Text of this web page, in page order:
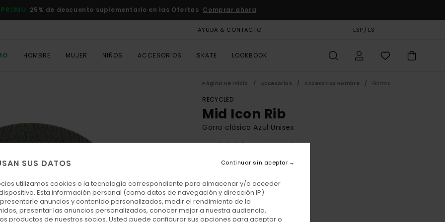
PROMO 25% de descuento suplementario en las Ofertas Comprar ahora
AYUDA & CONTACTO ESP / ES
HOMBRE MUJER NIÑOS ACCESORIOS SKATE LOOKBOOK
Página De Inicio Accesorios Accesorios Hombre Gorros
RECYCLED
Mid Icon Rib
Gorro clásico Azul Unisex
4.8
ECO-BONUS
ColorArdoise
SUS DATOS
utilizamos cookies o la tecnología correspondiente para almacenar y/o acceder
Esta información personal (como datos de navegación y dirección IP)
anuncios y contenido personalizados, medir el rendimiento de la
presentar las anuncios personalizados, conocer mejor a nuestra audiencia,
productos de nuestros socios. Usted puede configurar sus opciones para aceptar o
Continuar sin aceptar